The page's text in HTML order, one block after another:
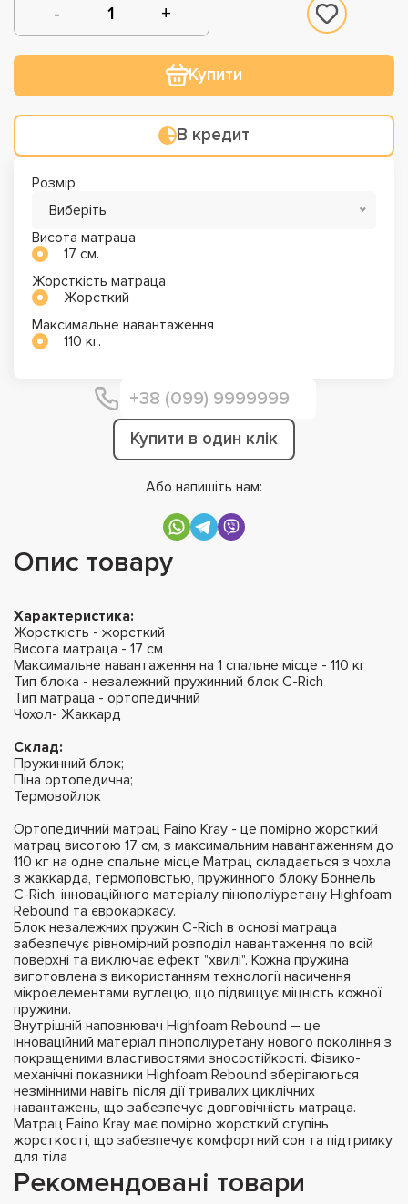
Купити
В кредит
Розмір
Виберіть
Висота матраца
17 см.
Жорсткість матраца
Жорсткий
Максимальне навантаження
110 кг.
Купити в один клік
Або напишіть нам:
Опис товару
Характеристика:
Жорсткість - жорсткий
Висота матраца - 17 см
Максимальне навантаження на 1 спальне місце - 110 кг
Тип блока - незалежний пружинний блок C-Rich
Тип матраца - ортопедичний
Чохол- Жаккард
Склад:
Пружинний блок;
Піна ортопедична;
Термовойлок
Ортопедичний матрац Faіno Kray - це помірно жорсткий
матрац висотою 17 см, з максимальним навантаженням до
110 кг на одне спальне місце Матрац складається з чохла
з жаккарда, термоповстью, пружинного блоку Боннель
C-Rich, інноваційного матеріалу пінополіуретану Highfoam
Rebound та єврокаркасу.
Блок незалежних пружин C-Rich в основі матраца
забезпечує рівномірний розподіл навантаження по всій
поверхні та виключає ефект "хвилі". Кожна пружина
виготовлена ​​з використанням технології насичення
мікроелементами вуглецю, що підвищує міцність кожної
пружини.
Внутрішній наповнювач Highfoam Rebound – це
інноваційний матеріал пінополіуретану нового покоління з
покращеними властивостями зносостійкості. Фізико-
механічні показники Highfoam Rebound зберігаються
незмінними навіть після дії тривалих циклічних
навантажень, що забезпечує довговічність матраца.
Матрац Faino Kray має помірно жорсткий ступінь
жорсткості, що забезпечує комфортний сон та підтримку
для тіла
Рекомендовані товари